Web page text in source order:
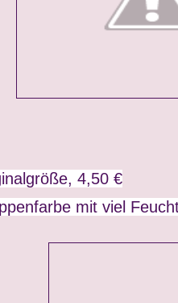
4,50 €
mit viel